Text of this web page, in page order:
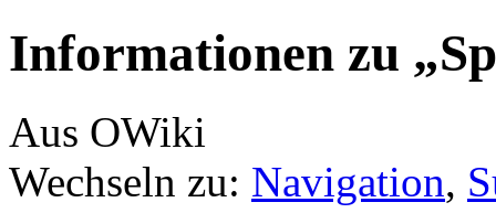
Informationen zu
Aus OWiki
Wechseln zu: Navigation,